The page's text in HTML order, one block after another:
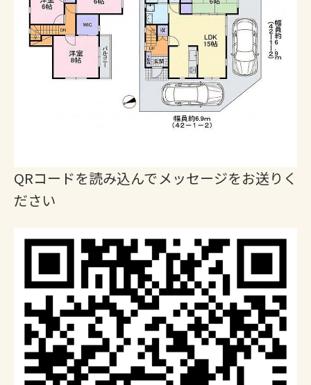
QRコードを読み込んでメッセージをお送りく
ださい